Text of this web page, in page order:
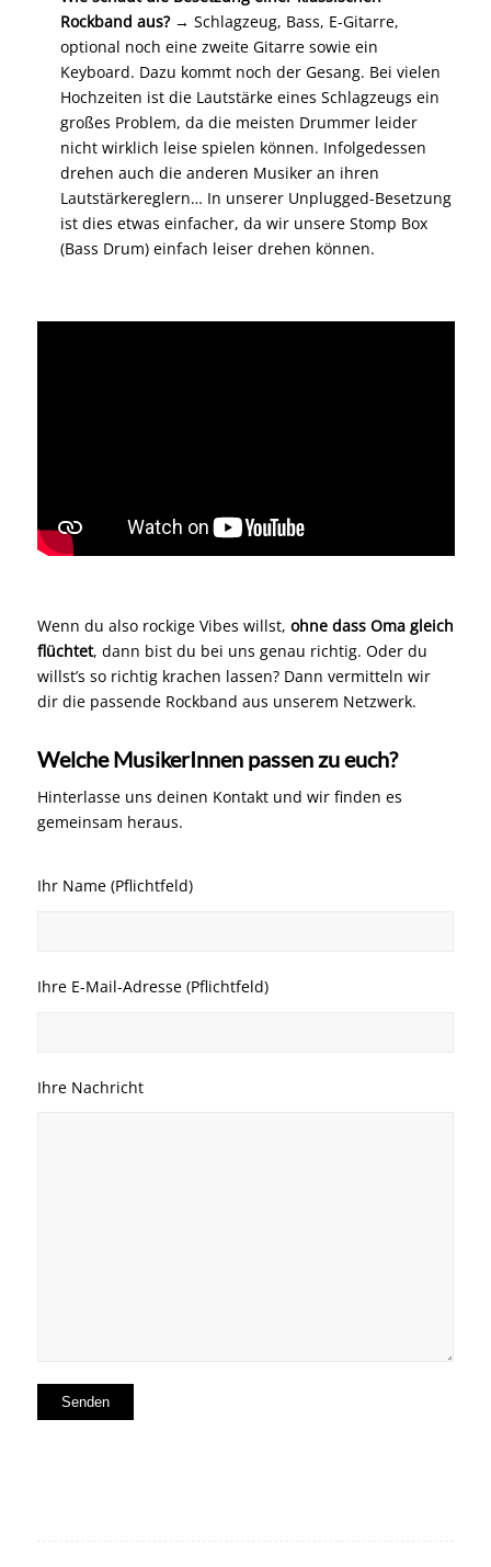
Rockband aus?→ Schlagzeug, Bass, E-Gitarre,
optional noch eine zweite Gitarre sowie ein
Keyboard. Dazu kommt noch der Gesang. Bei vielen
Hochzeiten ist die Lautstärke eines Schlagzeugs ein
großes Problem, da die meisten Drummer leider
nicht wirklich leise spielen können. Infolgedessen
drehen auch die anderen Musiker an ihren
Lautstärkereglern… In unserer Unplugged-Besetzung
ist dies etwas einfacher, da wir unsere Stomp Box
(Bass Drum) einfach leiser drehen können.
Wenn du also rockige Vibes willst, ohne dass Oma gleich
flüchtet, dann bist du bei uns genau richtig. Oder du
willst’s so richtig krachen lassen? Dann vermitteln wir
dir die passende Rockband aus unserem Netzwerk.
Welche MusikerInnen passen zu euch?
Hinterlasse uns deinen Kontakt und wir finden es
gemeinsam heraus.
Ihr Name (Pflichtfeld)
Ihre E-Mail-Adresse (Pflichtfeld)
Ihre Nachricht